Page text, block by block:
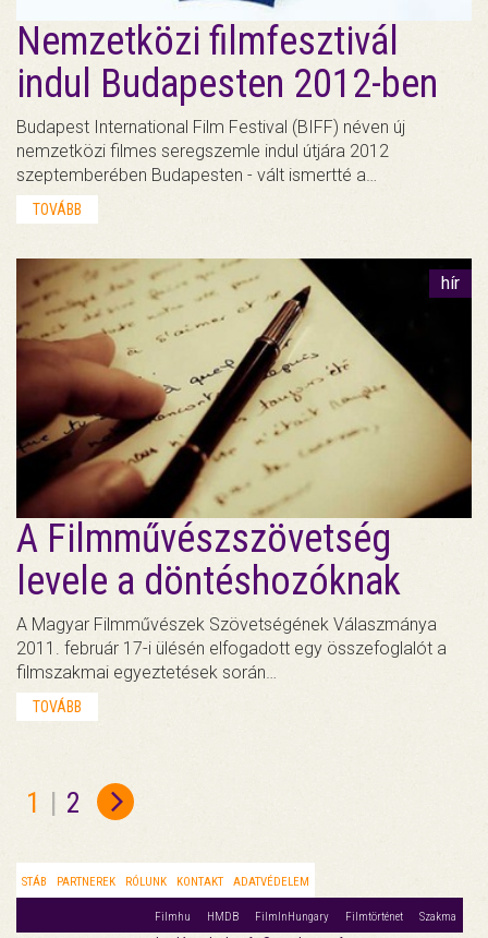
Nemzetközi filmfesztivál
indul Budapesten 2012-ben
Budapest International Film Festival (BIFF) néven új
nemzetközi filmes seregszemle indul útjára 2012
szeptemberében Budapesten - vált ismertté a…
TOVÁBB
hír
A Filmművészszövetség
levele a döntéshozóknak
A Magyar Filmművészek Szövetségének Válaszmánya
2011. február 17-i ülésén elfogadott egy összefoglalót a
filmszakmai egyeztetések során…
TOVÁBB
1 | 2
STÁB PARTNEREK RÓLUNK KONTAKT ADATVÉDELEM
Filmhu HMDB FilmInHungary Filmtörténet Szakma